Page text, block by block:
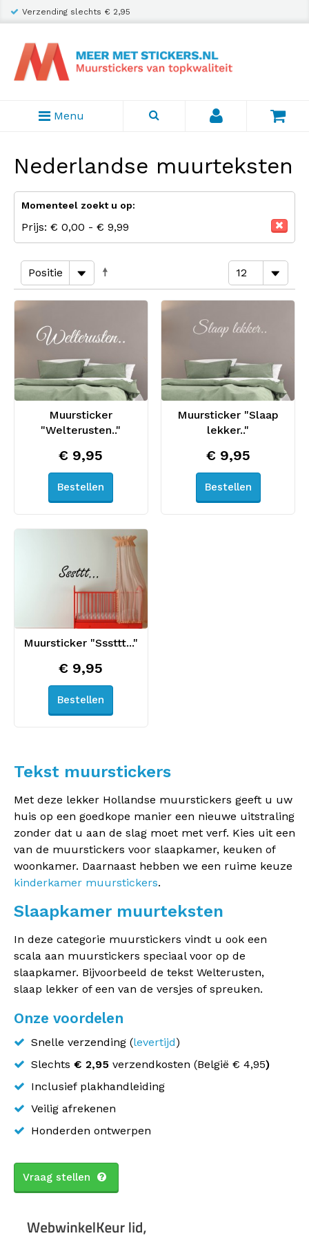
Verzending slechts € 2,95
Menu
Nederlandse muurteksten
Momenteel zoekt u op:
Prijs: € 0,00 - € 9,99
Muursticker
"Welterusten.."
€ 9,95
Bestellen
Muursticker "Slaap
lekker.."
€ 9,95
Bestellen
Muursticker "Sssttt..."
€ 9,95
Bestellen
Tekst muurstickers
Met deze lekker Hollandse muurstickers geeft u uw
huis op een goedkope manier een nieuwe uitstraling
zonder dat u aan de slag moet met verf. Kies uit een
van de muurstickers voor slaapkamer, keuken of
woonkamer. Daarnaast hebben we een ruime keuze
kinderkamer muurstickers.
Slaapkamer muurteksten
In deze categorie muurstickers vindt u ook een
scala aan muurstickers speciaal voor op de
slaapkamer. Bijvoorbeeld de tekst Welterusten,
slaap lekker of een van de versjes of spreuken.
Onze voordelen
Snelle verzending (levertijd)
Slechts € 2,95 verzendkosten (België € 4,95)
Inclusief plakhandleiding
Veilig afrekenen
Honderden ontwerpen
Vraag stellen